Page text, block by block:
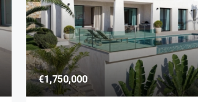
€1,750,000